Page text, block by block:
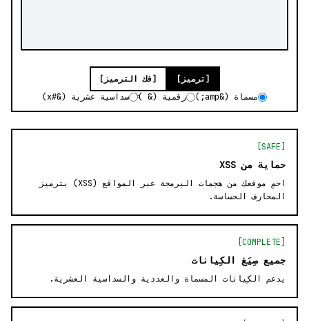
[ترميز]
[فك الترميز]
مسماة (&amp;)
رقمية (&#) سداسية عشرية (&#x)
حماية من XSS
احمِ موقعك من هجمات البرمجة عبر المواقع (XSS) بترميز
المحارف الحساسة.
جميع صِيَغ الكِيانات
يدعم الكِيانات المسماة والعددية والسداسية العشرية.